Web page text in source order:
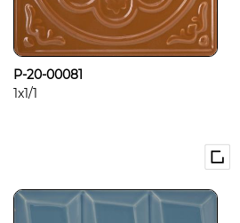
P-20-00081
1x1/1